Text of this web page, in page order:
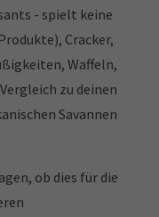
- spielt keine
Cracker,
Waffeln,
zu deinen
Savannen
ob dies für die